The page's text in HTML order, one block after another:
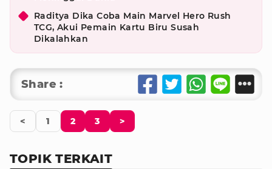
Raditya Dika Coba Main Marvel Hero Rush
TCG, Akui Pemain Kartu Biru Susah
Dikalahkan
Share :
< 1 2 3 >
TOPIK TERKAIT